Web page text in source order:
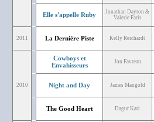
Elle s'appelle Ruby
Jonathan Dayton &
Valerie Faris
2011 La Dernière Piste Kelly Reichardt
2010
Cowboys et
Envahisseurs
Jon Favreau
Night and Day James Mangold
The Good Heart Dagur Kari